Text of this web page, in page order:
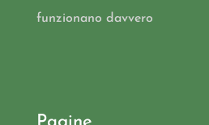
funzionano davvero